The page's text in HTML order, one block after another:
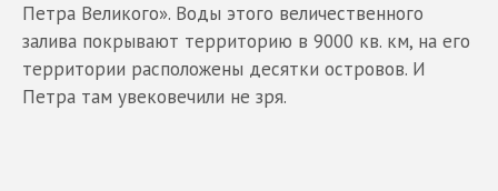
Петра Великого». Воды этого величественного
залива покрывают территорию в 9000 кв. км, на его
территории расположены десятки островов. И
Петра там увековечили не зря.